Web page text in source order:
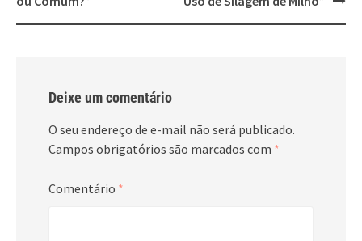
Deixe um comentário
O seu endereço de e-mail não será publicado.
Campos obrigatórios são marcados com *
Comentário *